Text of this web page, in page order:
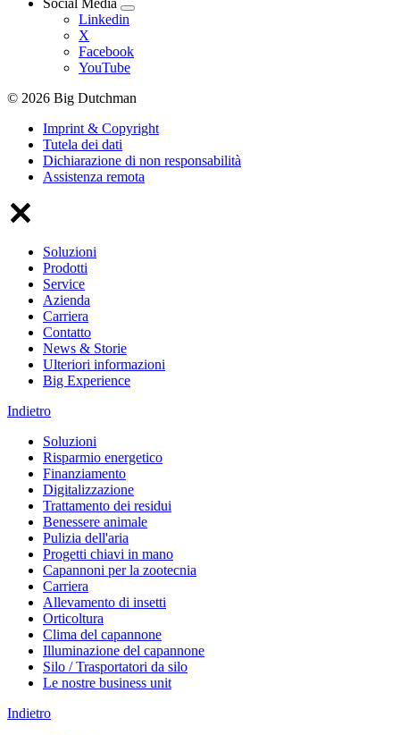
Social Media
Linkedin
X
Facebook
YouTube
© 2026 Big Dutchman
Imprint & Copyright
Tutela dei dati
Dichiarazione di non responsabilità
Assistenza remota
Soluzioni
Prodotti
Service
Azienda
Carriera
Contatto
News & Storie
Ulteriori informazioni
Big Experience
Indietro
Soluzioni
Risparmio energetico
Finanziamento
Digitalizzazione
Trattamento dei residui
Benessere animale
Pulizia dell'aria
Progetti chiavi in mano
Capannoni per la zootecnia
Carriera
Allevamento di insetti
Orticoltura
Clima del capannone
Illuminazione del capannone
Silo / Trasportatori da silo
Le nostre business unit
Indietro